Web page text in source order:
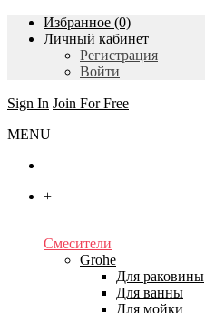
Избранное (0)
Личный кабинет
Регистрация
Войти
Sign In Join For Free
MENU
+
Смесители
Grohe
Для раковины
Для ванны
Для мойки